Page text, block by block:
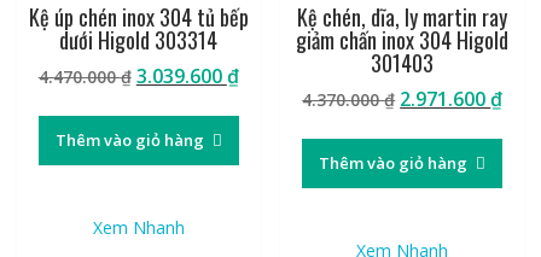
Kệ úp chén inox 304 tủ bếp
dưới Higold 303314
4.470.000₫ Giá
là:
4.470.000 ₫.
3.039.600₫Giá
Thêm vào giỏ hàng
Xem Nhanh
Kệ chén, dĩa, ly martin ray
giảm chấn inox 304 Higold
301403
4.370.000₫ Giá
là:
4.370.000 ₫.
2.971.600₫Giá
Thêm vào giỏ hàng
Xem Nhanh